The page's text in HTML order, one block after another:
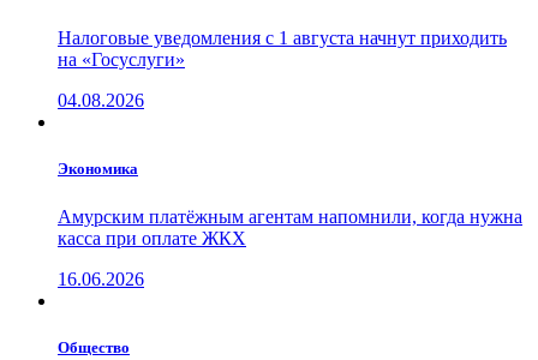
Налоговые уведомления с 1 августа начнут приходить
на «Госуслуги»
04.08.2026
Экономика
Амурским платёжным агентам напомнили, когда нужна
касса при оплате ЖКХ
16.06.2026
Общество